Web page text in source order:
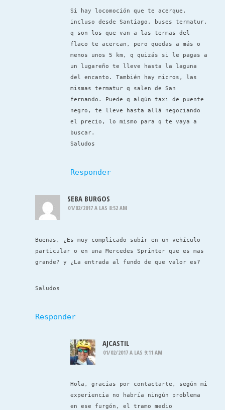
Si hay locomoción que te acerque,
incluso desde Santiago, buses termatur,
q son los que van a las termas del
flaco te acercan, pero quedas a más o
menos unos 5 km, q quizás si le pagas a
un lugareño te lleve hasta la laguna
del encanto. También hay micros, las
mismas termatur q salen de San
fernando. Puede q algún taxi de puente
negro, te lleve hasta allá negociando
el precio, lo mismo para q te vaya a
buscar.
Saludos
Responder
SEBA BURGOS
01/02/2017 A LAS 8:52 AM
Buenas, ¿Es muy complicado subir en un vehículo
particular o en una Mercedes Sprinter que es mas
grande? y ¿La entrada al fundo de que valor es?
Saludos
Responder
AJCASTIL
01/02/2017 A LAS 9:11 AM
Hola, gracias por contactarte, según mi
experiencia no habría ningún problema
en ese furgón, el tramo medio